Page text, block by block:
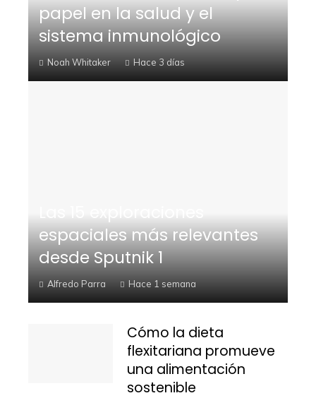
papel en la salud y el
sistema inmunológico
Noah Whitaker Hace 3 días
espaciales más relevantes
desde Sputnik 1
Alfredo Parra Hace 1 semana
Cómo la dieta
flexitariana promueve
una alimentación
sostenible